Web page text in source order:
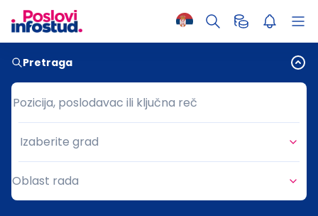
Pretraga
Pozicija, poslodavac ili ključna reč
Pozicija, poslodavac ili ključna reč
Grad
Izaberite grad
Oblast rada